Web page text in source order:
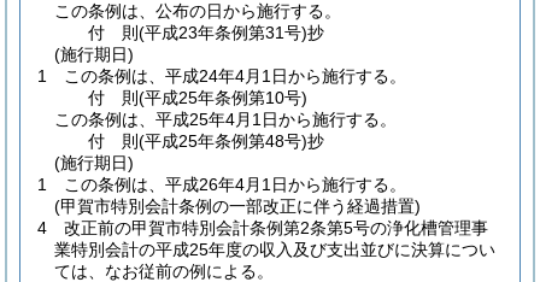
この条例は、公布の日から施行する。
付 則(平成23年条例第31号)抄
(施行期日)
1
この条例は、平成24年4月1日から施行する。
付 則(平成25年条例第10号)
この条例は、平成25年4月1日から施行する。
付 則(平成25年条例第48号)抄
(施行期日)
1
この条例は、平成26年4月1日から施行する。
(甲賀市特別会計条例の一部改正に伴う経過措置)
4
改正前の甲賀市特別会計条例第2条第5号の浄化槽管理事
業特別会計の平成25年度の収入及び支出並びに決算につい
ては、なお従前の例による。